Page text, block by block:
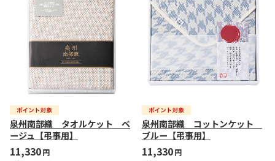
泉州南部織 タオルケット ベ
ージュ【弔事用】
11,330円
泉州南部織 コットンケット
ブルー【弔事用】
11,330円